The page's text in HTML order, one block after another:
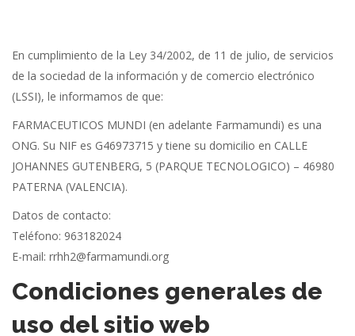
En cumplimiento de la Ley 34/2002, de 11 de julio, de servicios
de la sociedad de la información y de comercio electrónico
(LSSI), le informamos de que:
FARMACEUTICOS MUNDI (en adelante Farmamundi) es una
ONG. Su NIF es G46973715 y tiene su domicilio en CALLE
JOHANNES GUTENBERG, 5 (PARQUE TECNOLOGICO) – 46980
PATERNA (VALENCIA).
Datos de contacto:
Teléfono: 963182024
E-mail: rrhh2@farmamundi.org
Condiciones generales de
uso del sitio web